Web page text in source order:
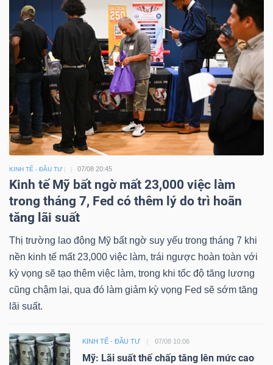
KINH TẾ - ĐẦU TƯ 07/08 20:45
Kinh tế Mỹ bất ngờ mất 23,000 việc làm
trong tháng 7, Fed có thêm lý do trì hoãn
tăng lãi suất
Thị trường lao động Mỹ bất ngờ suy yếu trong tháng 7 khi
nền kinh tế mất 23,000 việc làm, trái ngược hoàn toàn với
kỳ vọng sẽ tạo thêm việc làm, trong khi tốc độ tăng lương
cũng chậm lại, qua đó làm giảm kỳ vọng Fed sẽ sớm tăng
lãi suất.
KINH TẾ - ĐẦU TƯ 07/08 10:06
Mỹ: Lãi suất thế chấp tăng lên mức cao